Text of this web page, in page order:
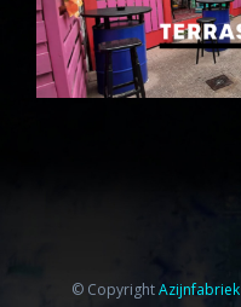
© CopyrightAzijnfabriek⁩